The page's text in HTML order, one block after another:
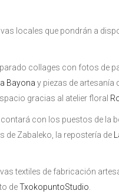
locales que pondrán a
collages con fotos de
Bayona y piezas de artesanía
gracias al atelier floral
con los puestos de la
de Zabaleko, la repostería de
textiles de fabricación
deTxokopuntoStudio